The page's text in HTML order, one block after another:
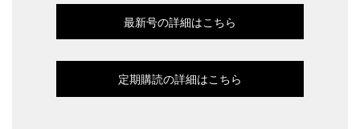
最新号の詳細はこちら
定期購読の詳細はこちら